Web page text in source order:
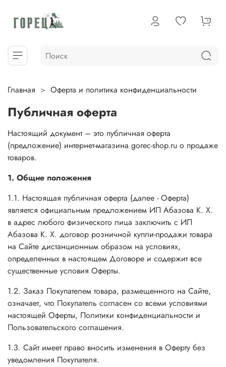
Главная Оферта и политика конфиденциальности
Публичная оферта
Настоящий документ – это публичная оферта
(предложение) интернет-магазина gorec-shop.ru о продаже
товаров.
1. Общие положения
1.1. Настоящая публичная оферта (далее - Оферта)
является официальным предложением ИП Абазова К. Х.
в адрес любого физического лица заключить с ИП
Абазова К. Х. договор розничной купли-продажи товара
на Сайте дистанционным образом на условиях,
определенных в настоящем Договоре и содержит все
существенные условия Оферты.
1.2. Заказ Покупателем товара, размещенного на Сайте,
означает, что Покупатель согласен со всеми условиями
настоящей Оферты, Политики конфиденциальности и
Пользовательского соглашения.
1.3. Сайт имеет право вносить изменения в Оферту без
уведомления Покупателя.